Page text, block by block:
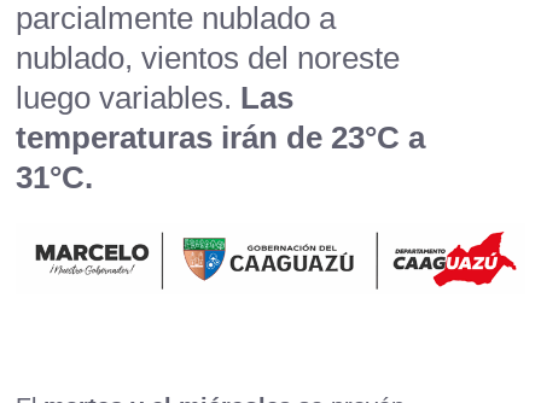
parcialmente nublado a
nublado, vientos del noreste
luego variables. Las
temperaturas irán de 23°C a
31°C.